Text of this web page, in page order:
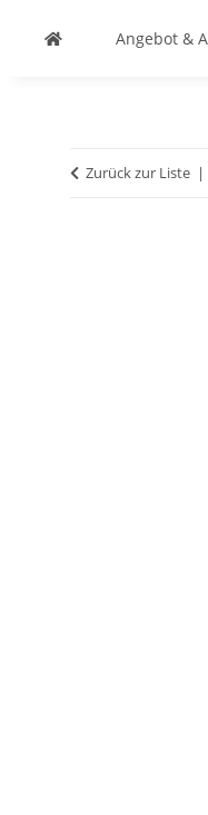
Angebot &
Zurück zur Liste